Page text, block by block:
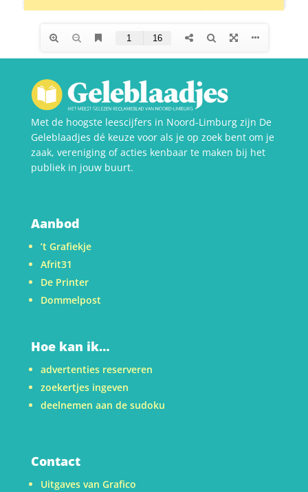
Met de hoogste leescijfers in Noord-Limburg zijn De
Geleblaadjes dé keuze voor als je op zoek bent om je
zaak, vereniging of acties kenbaar te maken bij het
publiek in jouw buurt.
Aanbod
’t Grafiekje
Afrit31
De Printer
Dommelpost
Hoe kan ik…
advertenties reserveren
zoekertjes ingeven
deelnemen aan de sudoku
Contact
Uitgaves van Grafico